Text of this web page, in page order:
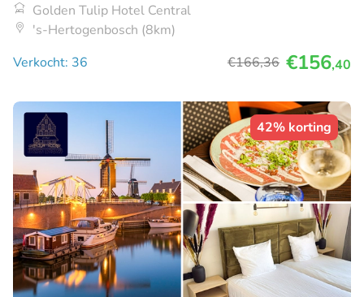
Golden Tulip Hotel Central
's-Hertogenbosch (8km)
Verkocht: 36
€166,36 €156,40
42% korting